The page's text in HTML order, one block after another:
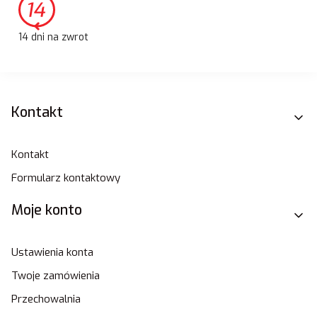
14 dni na zwrot
Linki w stopce
Kontakt
Kontakt
Formularz kontaktowy
Moje konto
Ustawienia konta
Twoje zamówienia
Przechowalnia